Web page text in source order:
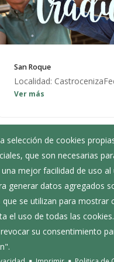
San Roque
Localidad:
Fiesta popular, con misa,
Ver más
selección de cookies
que son necesarias
mejor facilidad de uso
generar datos agregados
se utilizan para mostrar
el uso de todas las
su consentimiento
de
: Plaza Sagrado Corazón -
: 947 569 139
: